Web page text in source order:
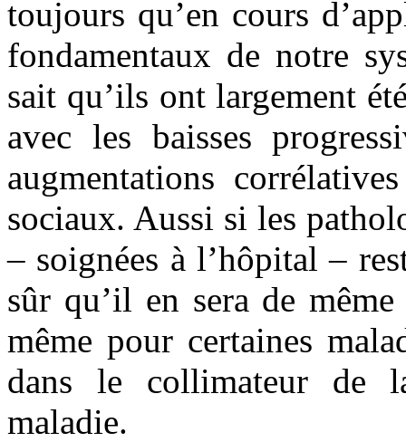
toujours qu’en cours
fondamentaux de notre
sait qu’ils ont largement
avec les baisses
augmentations
sociaux. Aussi si les
– soignées à l’hôpital –
sûr qu’il en sera de
même pour certaines
dans le collimateur de
maladie.